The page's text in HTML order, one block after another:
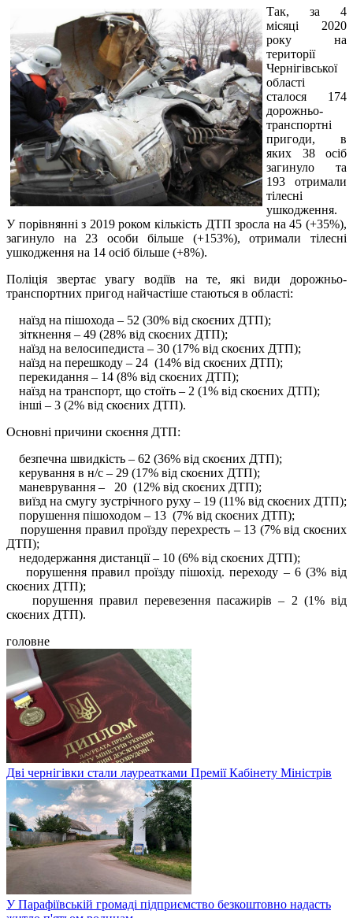
Так, за 4
місяці 2020
року на
території
Чернігівської
області
сталося 174
дорожньо-
транспортні
пригоди, в
яких 38 осіб
загинуло та
193 отримали
тілесні
ушкодження.
У порівнянні з 2019 роком кількість ДТП зросла на 45 (+35%),
загинуло на 23 особи більше (+153%), отримали тілесні
ушкодження на 14 осіб більше (+8%).
Поліція звертає увагу водіїв на те, які види дорожньо-
транспортних пригод найчастіше стаються в області:
наїзд на пішохода – 52 (30% від скоєних ДТП);
зіткнення – 49 (28% від скоєних ДТП);
наїзд на велосипедиста – 30 (17% від скоєних ДТП);
наїзд на перешкоду – 24 (14% від скоєних ДТП);
перекидання – 14 (8% від скоєних ДТП);
наїзд на транспорт, що стоїть – 2 (1% від скоєних ДТП);
інші – 3 (2% від скоєних ДТП).
Основні причини скоєння ДТП:
безпечна швидкість – 62 (36% від скоєних ДТП);
керування в н/с – 29 (17% від скоєних ДТП);
маневрування – 20 (12% від скоєних ДТП);
виїзд на смугу зустрічного руху – 19 (11% від скоєних ДТП);
порушення пішоходом – 13 (7% від скоєних ДТП);
порушення правил проїзду перехресть – 13 (7% від скоєних
ДТП);
недодержання дистанції – 10 (6% від скоєних ДТП);
порушення правил проїзду пішохід. переходу – 6 (3% від
скоєних ДТП);
порушення правил перевезення пасажирів – 2 (1% від
скоєних ДТП).
головне
Дві чернігівки стали лауреатками Премії Кабінету Міністрів
У Парафіївській громаді підприємство безкоштовно надасть